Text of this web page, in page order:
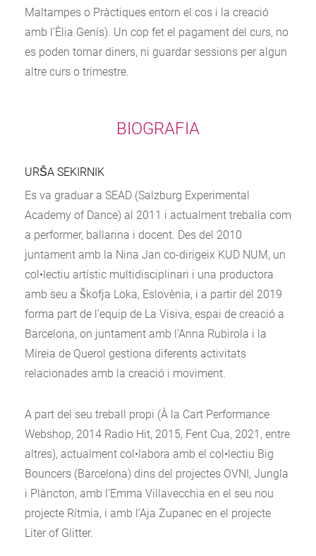
Maltampes o Pràctiques entorn el cos i la creació
amb l’Èlia Genís). Un cop fet el pagament del curs, no
es poden tornar diners, ni guardar sessions per algun
altre curs o trimestre.
BIOGRAFIA
URŠA SEKIRNIK
Es va graduar a SEAD (Salzburg Experimental
Academy of Dance) al 2011 i actualment treballa com
a performer, ballarina i docent. Des del 2010
juntament amb la Nina Jan co-dirigeix KUD NUM, un
col•lectiu artístic multidisciplinari i una productora
amb seu a Škofja Loka, Eslovènia, i a partir del 2019
forma part de l’equip de La Visiva, espai de creació a
Barcelona, on juntament amb l’Anna Rubirola i la
Mireia de Querol gestiona diferents activitats
relacionades amb la creació i moviment.
A part del seu treball propi (À la Cart Performance
Webshop, 2014 Radio Hit, 2015, Fent Cua, 2021, entre
altres), actualment col•labora amb el col•lectiu Big
Bouncers (Barcelona) dins del projectes OVNI, Jungla
i Plàncton, amb l’Emma Villavecchia en el seu nou
projecte Rítmia, i amb l’Aja Zupanec en el projecte
Liter of Glitter.